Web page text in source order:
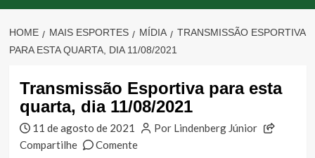
HOME MAIS ESPORTES MÍDIA
TRANSMISSÃO ESPORTIVA
PARA ESTA QUARTA, DIA 11/08/2021
Transmissão Esportiva para esta
quarta, dia 11/08/2021
11 de agosto de 2021
Por Lindenberg Júnior
Compartilhe
Comente